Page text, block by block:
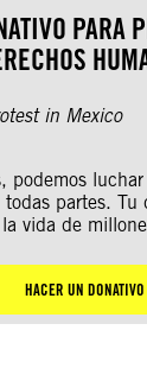
PARA
podemos
todas partes. Tu
vida de
HACER UN DONATIVO